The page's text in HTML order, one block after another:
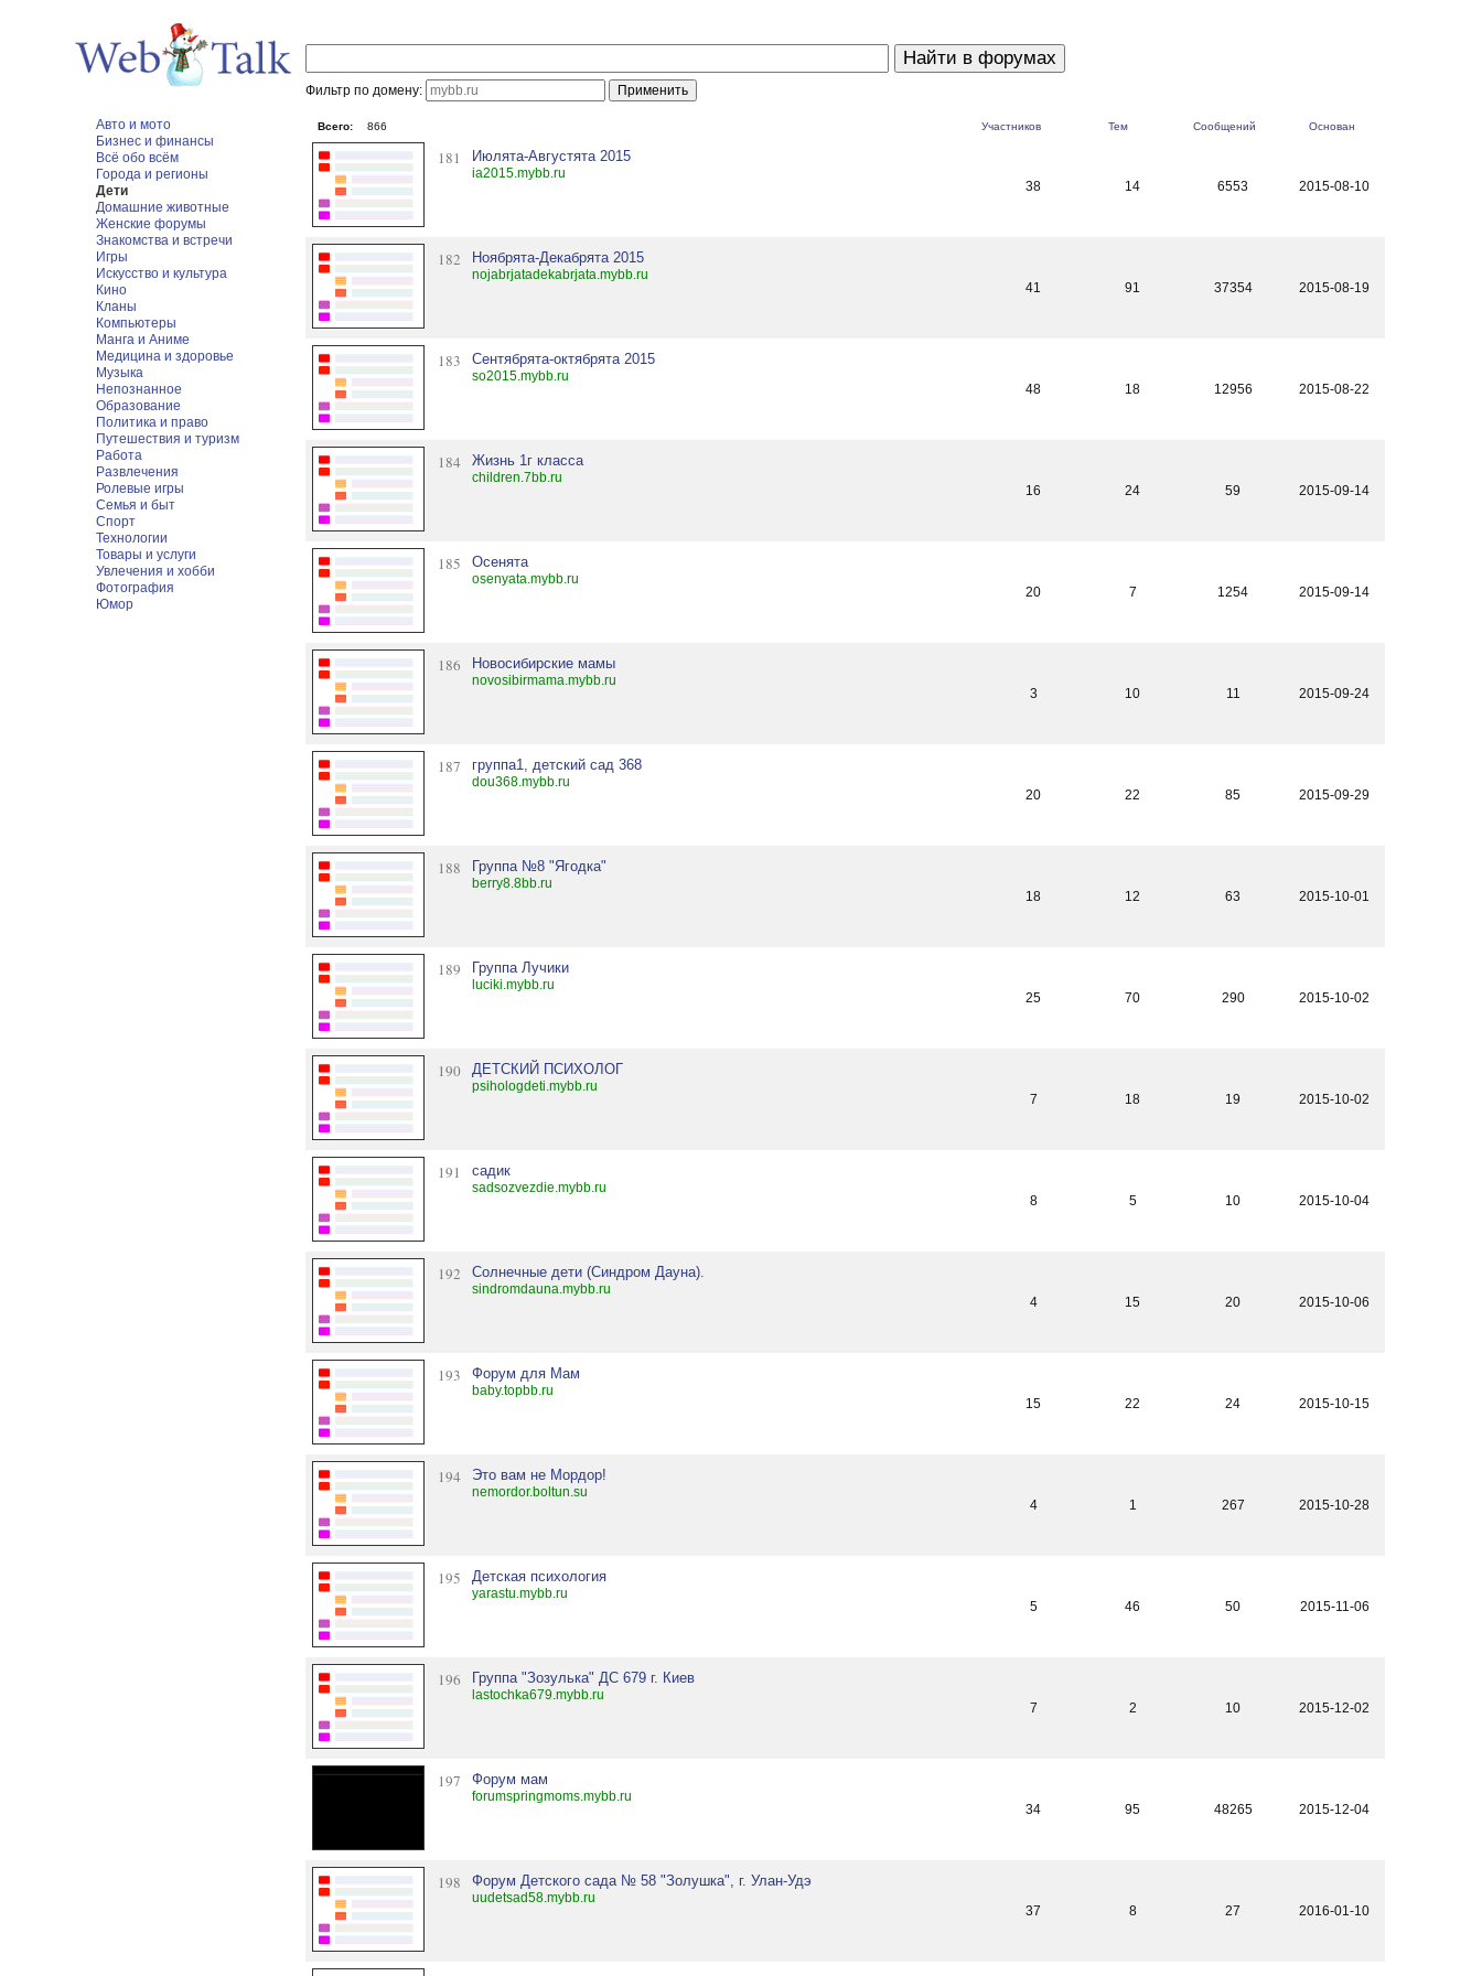
Фильтр по домену:
Авто и мото
Бизнес и финансы
Всё обо всём
Города и регионы
Дети
Домашние животные
Женские форумы
Знакомства и встречи
Игры
Искусство и культура
Кино
Кланы
Компьютеры
Манга и Аниме
Медицина и здоровье
Музыка
Непознанное
Образование
Политика и право
Путешествия и туризм
Работа
Развлечения
Ролевые игры
Семья и быт
Спорт
Технологии
Товары и услуги
Увлечения и хобби
Фотография
Юмор
Всего: 866 Участников Тем Сообщений Основан
181 Июлята-Августята 2015
ia2015.mybb.ru
38
14 6553 2015-08-10
182 Ноябрята-Декабрята 2015
nojabrjatadekabrjata.mybb.ru
41
91 37354 2015-08-19
183 Сентябрята-октябрята 2015
so2015.mybb.ru
48
18 12956 2015-08-22
184 Жизнь 1г класса
children.7bb.ru
16
24 59 2015-09-14
185 Осенята
osenyata.mybb.ru
20
7 1254 2015-09-14
186 Новосибирские мамы
novosibirmama.mybb.ru
3
10 11 2015-09-24
187 группа1, детский сад 368
dou368.mybb.ru
20
22 85 2015-09-29
188 Группа №8 "Ягодка"
berry8.8bb.ru
18
12 63 2015-10-01
189 Группа Лучики
luciki.mybb.ru
25
70 290 2015-10-02
190 ДЕТСКИЙ ПСИХОЛОГ
psihologdeti.mybb.ru
7
18 19 2015-10-02
191 садик
sadsozvezdie.mybb.ru
8
5 10 2015-10-04
192 Солнечные дети (Синдром Дауна).
sindromdauna.mybb.ru
4
15 20 2015-10-06
193 Форум для Мам
baby.topbb.ru
15
22 24 2015-10-15
194 Это вам не Мордор!
nemordor.boltun.su
4
1 267 2015-10-28
195 Детская психология
yarastu.mybb.ru
5
46 50 2015-11-06
196 Группа "Зозулька" ДС 679 г. Киев
lastochka679.mybb.ru
7
2 10 2015-12-02
197 Форум мам
forumspringmoms.mybb.ru
34
95 48265 2015-12-04
198 Форум Детского сада № 58 "Золушка", г. Улан-Удэ
uudetsad58.mybb.ru
37
8 27 2016-01-10